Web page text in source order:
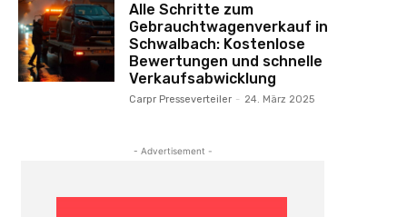
Alle Schritte zum
Gebrauchtwagenverkauf in
Schwalbach: Kostenlose
Bewertungen und schnelle
Verkaufsabwicklung
Carpr Presseverteiler - 24. März 2025
- Advertisement -